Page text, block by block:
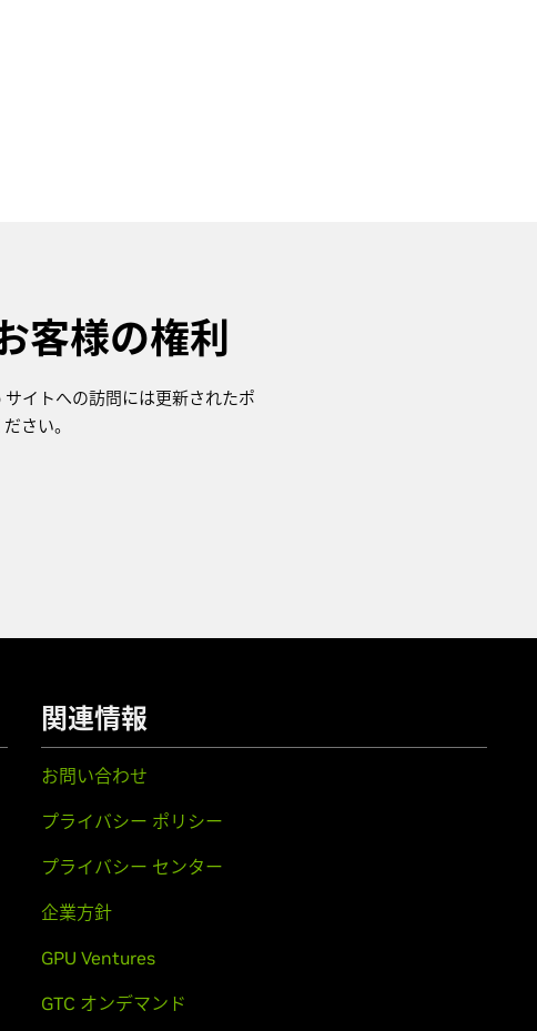
客様の権利
イトへの訪問には更新されたポ
さい。
関連情報
お問い合わせ
プライバシー ポリシー
プライバシー センター
企業方針
GPU Ventures
GTC オンデマンド